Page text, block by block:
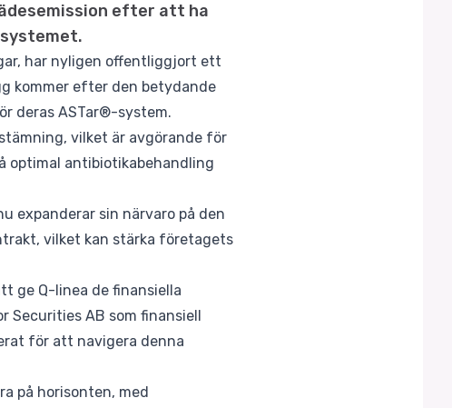
efter att ha
har nyligen offentliggjort ett
kommer efter den betydande
deras ASTar®-system.
vilket är avgörande för
optimal antibiotikabehandling
expanderar sin närvaro på den
vilket kan stärka företagets
ge Q-linea de finansiella
Securities AB som finansiell
för att navigera denna
på horisonten, med